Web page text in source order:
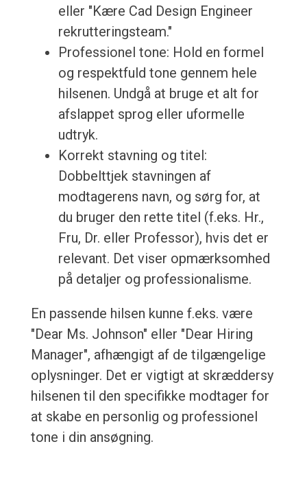
eller "Kære Cad Design Engineer
rekrutteringsteam."
Professionel tone: Hold en formel
og respektfuld tone gennem hele
hilsenen. Undgå at bruge et alt for
afslappet sprog eller uformelle
udtryk.
Korrekt stavning og titel:
Dobbelttjek stavningen af
modtagerens navn, og sørg for, at
du bruger den rette titel (f.eks. Hr.,
Fru, Dr. eller Professor), hvis det er
relevant. Det viser opmærksomhed
på detaljer og professionalisme.
En passende hilsen kunne f.eks. være
"Dear Ms. Johnson" eller "Dear Hiring
Manager", afhængigt af de tilgængelige
oplysninger. Det er vigtigt at skræddersy
hilsenen til den specifikke modtager for
at skabe en personlig og professionel
tone i din ansøgning.